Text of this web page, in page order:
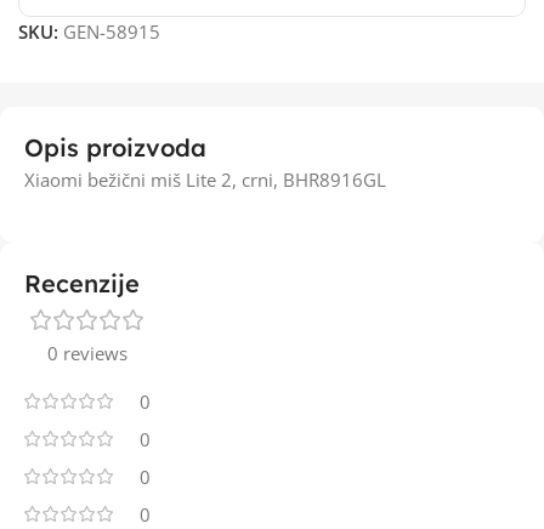
SKU: GEN-58915
Opis proizvoda
Xiaomi bežični miš Lite 2, crni, BHR8916GL
Recenzije
0 reviews
0
0
0
0